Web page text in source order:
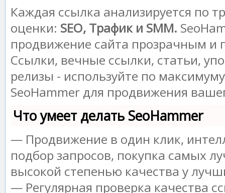
Каждая ссылка анализируется по
оценки: SEO, Трафик и SMM.
продвижение сайта прозрачным и
Ссылки, вечные ссылки, статьи,
релизы - используйте по
SeoHammer для продвижения
Что умеет делать SeoHammer
— Продвижение в один клик,
подбор запросов, покупка самых
высокой степенью качества у
— Регулярная проверка качества